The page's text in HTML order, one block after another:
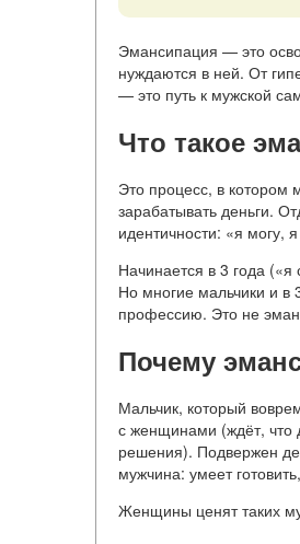
Эмансипация — это
нуждаются в ней. От
— это путь к мужской
Что такое
Это процесс, в котором
зарабатывать деньги.
идентичности: «я могу,
Начинается в 3 года («я
Но многие мальчики и в
профессию. Это не
Почему
Мальчик, который
с женщинами (ждёт, что
решения). Подвержен
мужчина: умеет
Женщины ценят таких